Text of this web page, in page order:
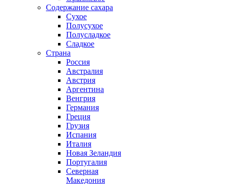
Содержание сахара
Сухое
Полусухое
Полусладкое
Сладкое
Страна
Россия
Австралия
Австрия
Аргентина
Венгрия
Германия
Греция
Грузия
Испания
Италия
Новая Зеландия
Португалия
Северная
Македония